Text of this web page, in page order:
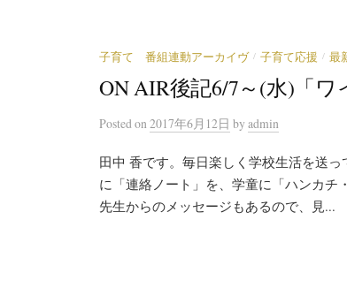
子育て 番組連動アーカイヴ / 子育て応援 / 最
ON AIR後記6/7～(水)「
Postedon 2017年6月12日 by admin
田中 香です。毎日楽しく学校生活を送
に「連絡ノート」を、学童に「ハンカチ
先生からのメッセージもあるので、見...